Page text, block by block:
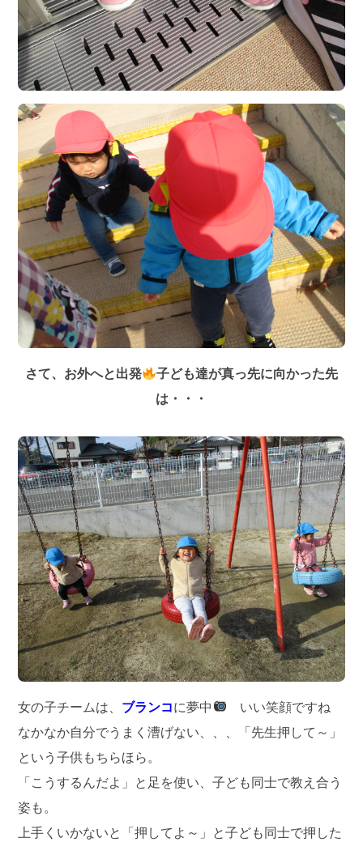
さて、お外へと出発
子ども達が真っ先に向かった先
は・・・
女の子チームは、 ブランコに夢中
いい笑顔ですね
なかなか自分でうまく漕げない、、、「先生押して～」
という子供もちらほら。
「こうするんだよ」と足を使い、子ども同士で教え合う
姿も。
上手くいかないと「押してよ～」と子ども同士で押した